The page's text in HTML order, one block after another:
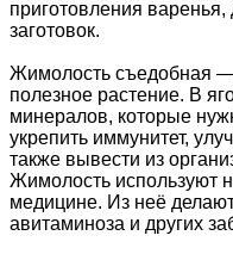
приготовления
заготовок.
Жимолость съедобная —
полезное растение. В
минералов, которые
укрепить иммунитет,
также вывести из
Жимолость используют
медицине. Из неё
авитаминоза и других